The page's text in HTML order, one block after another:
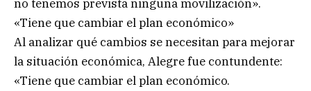
no tenemos prevista ninguna movilización».
«Tiene que cambiar el plan económico»
Al analizar qué cambios se necesitan para mejorar
la situación económica, Alegre fue contundente:
«Tiene que cambiar el plan económico.